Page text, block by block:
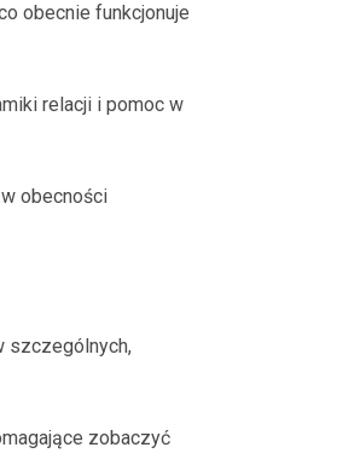
obecnie funkcjonuje
relacji i pomoc w
obecności
szczególnych,
zobaczyć